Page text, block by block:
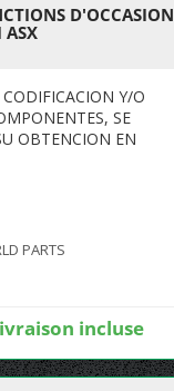
D'OCCASION
ASX
Y/O
SE
OBTENCION EN
PARTS
incluse